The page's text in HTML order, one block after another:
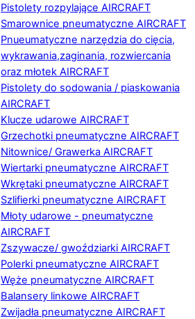
Pistolety rozpylające AIRCRAFT
Smarownice pneumatyczne AIRCRAFT
Pnueumatyczne narzędzia do cięcia,
wykrawania,zaginania, rozwiercania
oraz młotek AIRCRAFT
Pistolety do sodowania / piaskowania
AIRCRAFT
Klucze udarowe AIRCRAFT
Grzechotki pneumatyczne AIRCRAFT
Nitownice/ Grawerka AIRCRAFT
Wiertarki pneumatyczne AIRCRAFT
Wkrętaki pneumatyczne AIRCRAFT
Szlifierki pneumatyczne AIRCRAFT
Młoty udarowe - pneumatyczne
AIRCRAFT
Zszywacze/ gwoździarki AIRCRAFT
Polerki pneumatyczne AIRCRAFT
Węże pneumatyczne AIRCRAFT
Balansery linkowe AIRCRAFT
Zwijadła pneumatyczne AIRCRAFT